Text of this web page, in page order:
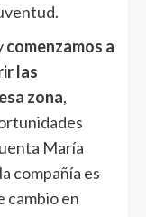
comenzamos a
las
zona,
María
compañía es
cambio en